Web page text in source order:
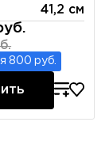
41,2 см
800 руб.